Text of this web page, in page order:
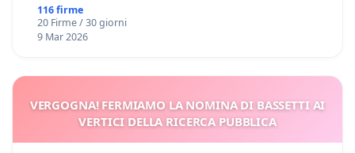
116 firme
20 Firme / 30 giorni
9 Mar 2026
VERGOGNA! FERMIAMO LA NOMINA DI BASSETTI AI
VERTICI DELLA RICERCA PUBBLICA